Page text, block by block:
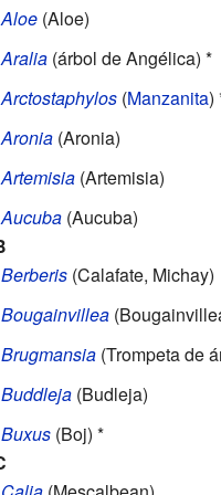
Aloe(Aloe)
Aralia(árbol de Angélica) *
Arctostaphylos(Manzanita)
Aronia(Aronia)
Artemisia(Artemisia)
Aucuba(Aucuba)
Berberis(Calafate, Michay)
Bougainvillea
Brugmansia(Trompeta de
Buddleja(Budleja)
Buxus(Boj) *